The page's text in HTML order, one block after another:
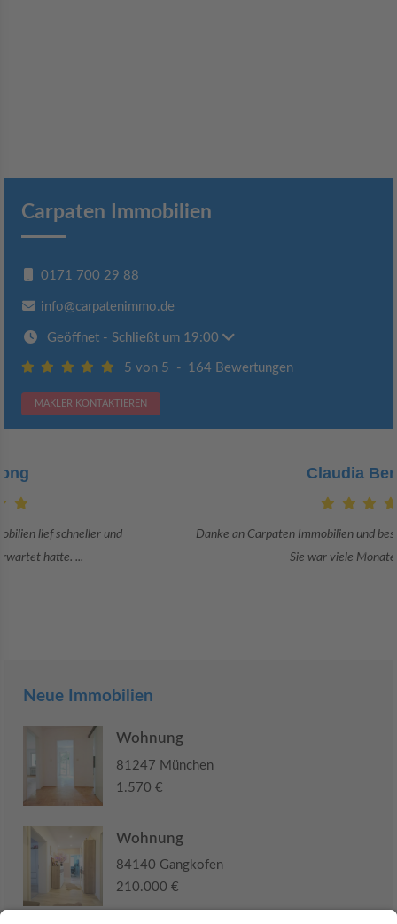
Carpaten Immobilien
0171 700 29 88
info@carpatenimmo.de
Geöffnet - Schließt um 19:00
5 von 5 - 164 Bewertungen
MAKLER KONTAKTIEREN
Danke an Carpaten Immobilien und besonders an Frau Adriana Sarca.
Neue Immobilien
Wohnung
81247 München
1.570 €
Wohnung
84140 Gangkofen
210.000 €